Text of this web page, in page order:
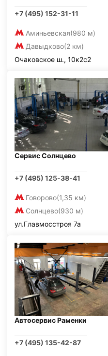
+7 (495) 152-31-11
Аминьевская(980 м)
Давыдково(2 км)
Очаковское ш., 10к2с2
Сервис Солнцево
+7 (495) 125-38-41
Говорово(1,35 км)
Солнцево(930 м)
ул.Главмосстроя 7а
Автосервис Раменки
+7 (495) 135-42-87